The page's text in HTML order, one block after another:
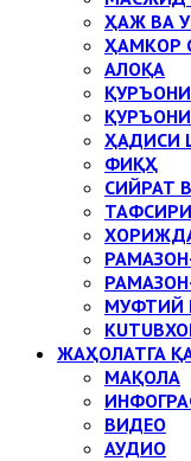
ҲАЖ ВА
ҲАМКОР
АЛОҚА
ҲАДИСИ
ФИҚҲ
СИЙРАТ
МУФТИЙ
ЖАҲОЛАТГА
МАҚОЛА
ВИДЕО
АУДИО